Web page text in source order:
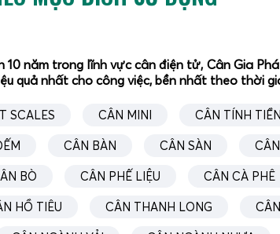
10 năm trong lĩnh vực cân điện tử, Cân Gia
quả nhất cho công việc, bền nhất theo thời
SCALES CÂN MINI CÂN TÍNH TIỀN
CÂN BÀN CÂN SÀN
BÒ CÂN PHẾ LIỆU CÂN CÀ PHÊ
HỒ TIÊU CÂN THANH LONG